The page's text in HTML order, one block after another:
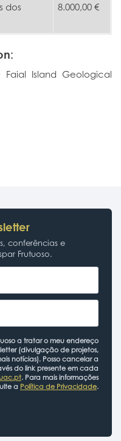
dos
8.000,00 €
Island Geological
conferências e
Frutuoso.
a tratar o meu endereço
(divulgação de projetos,
notícias). Posso cancelar a
do link presente em cada
. Para mais informações
a Política de Privacidade.